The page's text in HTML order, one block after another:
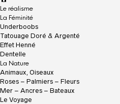
c
c
u
e
i
l
Le réalisme
La Féminité
Underboobs
Tatouage Doré & Argenté
Effet Henné
Dentelle
La Nature
Animaux, Oiseaux
Roses – Palmiers – Fleurs
Mer – Ancres – Bateaux
Le Voyage